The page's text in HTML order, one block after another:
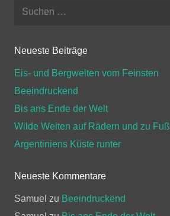
Suchen
Neueste Beiträge
Eis- und Bergwelten vom Feinsten
Beeindruckend
Bis ans Ende der Welt
Wilde Weiten auf Rädern und zu Fuß
Argentiniens Küste runter
Neueste Kommentare
Samuel zu Beeindruckend